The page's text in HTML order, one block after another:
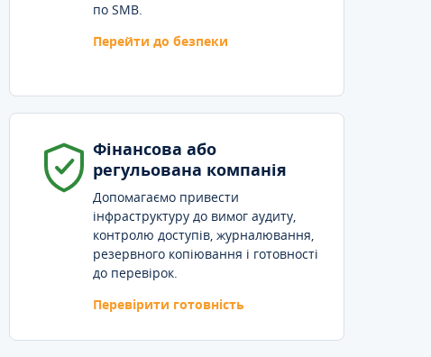
по SMB.
Перейти до безпеки
Фінансова або
регульована компанія
Допомагаємо привести
інфраструктуру до вимог аудиту,
контролю доступів, журналювання,
резервного копіювання і готовності
до перевірок.
Перевірити готовність